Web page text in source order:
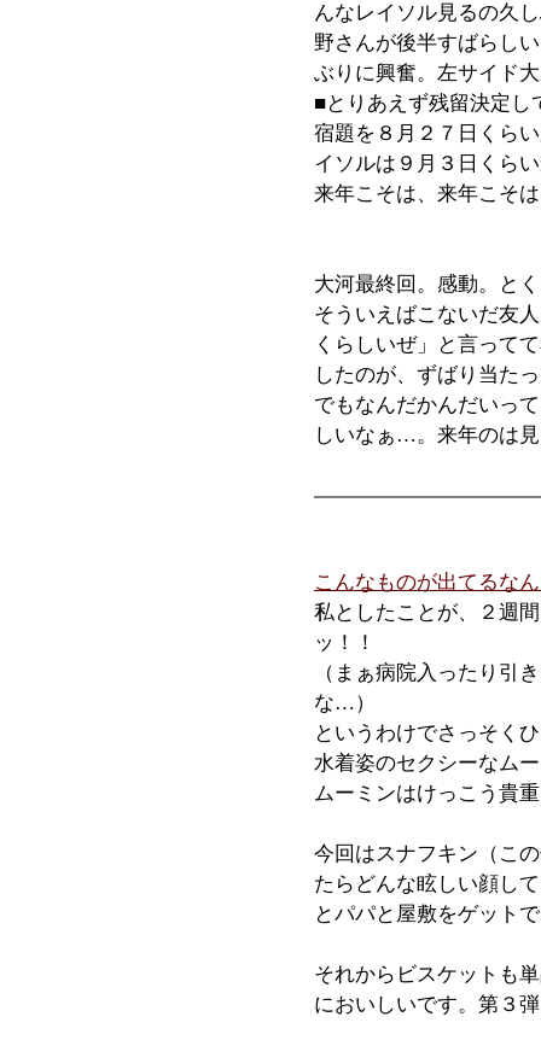
んなレイソル見るの久
野さんが後半すばらし
ぶりに興奮。左サイド
■とりあえず残留決定し
宿題を８月２７日くら
イソルは９月３日くら
来年こそは、来年こそ
大河最終回。感動。と
そういえばこないだ友
くらしいぜ」と言って
したのが、ずばり当た
でもなんだかんだいっ
しいなぁ…。来年のは
こんなものが出てるな
私としたことが、２週
ッ！！
（まぁ病院入ったり引
な…）
というわけでさっそく
水着姿のセクシーなム
ムーミンはけっこう貴
今回はスナフキン（こ
たらどんな眩しい顔し
とパパと屋敷をゲット
それからビスケットも
においしいです。第３